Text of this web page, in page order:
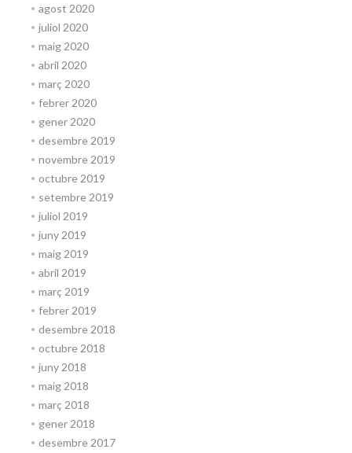
agost 2020
juliol 2020
maig 2020
abril 2020
març 2020
febrer 2020
gener 2020
desembre 2019
novembre 2019
octubre 2019
setembre 2019
juliol 2019
juny 2019
maig 2019
abril 2019
març 2019
febrer 2019
desembre 2018
octubre 2018
juny 2018
maig 2018
març 2018
gener 2018
desembre 2017